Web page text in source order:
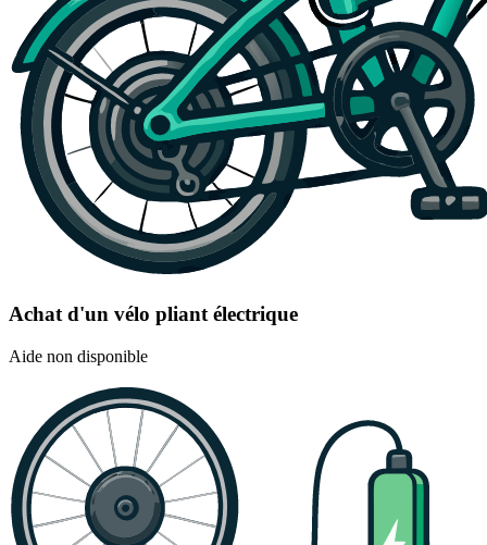
Achat d'un vélo pliant électrique
Aide non disponible